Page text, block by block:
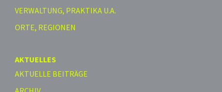
VERWALTUNG, PRAKTIKA U.A.
ORTE, REGIONEN
AKTUELLES
AKTUELLE BEITRÄGE